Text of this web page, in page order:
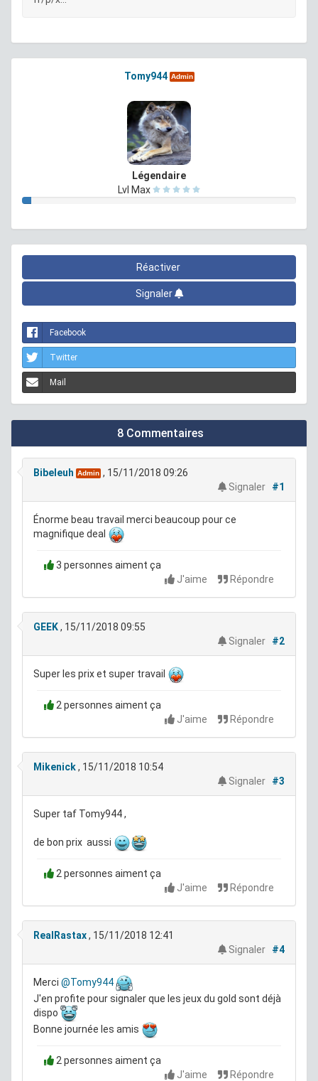
Tomy944 Admin
Légendaire
Lvl Max
Réactiver
Signaler
Facebook
Twitter
Mail
8 Commentaires
Bibeleuh Admin , 15/11/2018 09:26
Signaler
#1
Énorme beau travail merci beaucoup pour ce
magnifique deal
3 personnes aiment ça
J'aime
Répondre
GEEK, 15/11/2018 09:55
Signaler
#2
Super les prix et super travail
2 personnes aiment ça
J'aime
Répondre
Mikenick, 15/11/2018 10:54
Signaler
#3
Super taf Tomy944 ,
de bon prix aussi
2 personnes aiment ça
J'aime
Répondre
RealRastax, 15/11/2018 12:41
Signaler
#4
Merci @Tomy944
J'en profite pour signaler que les jeux du gold sont déjà
dispo
Bonne journée les amis
2 personnes aiment ça
J'aime
Répondre